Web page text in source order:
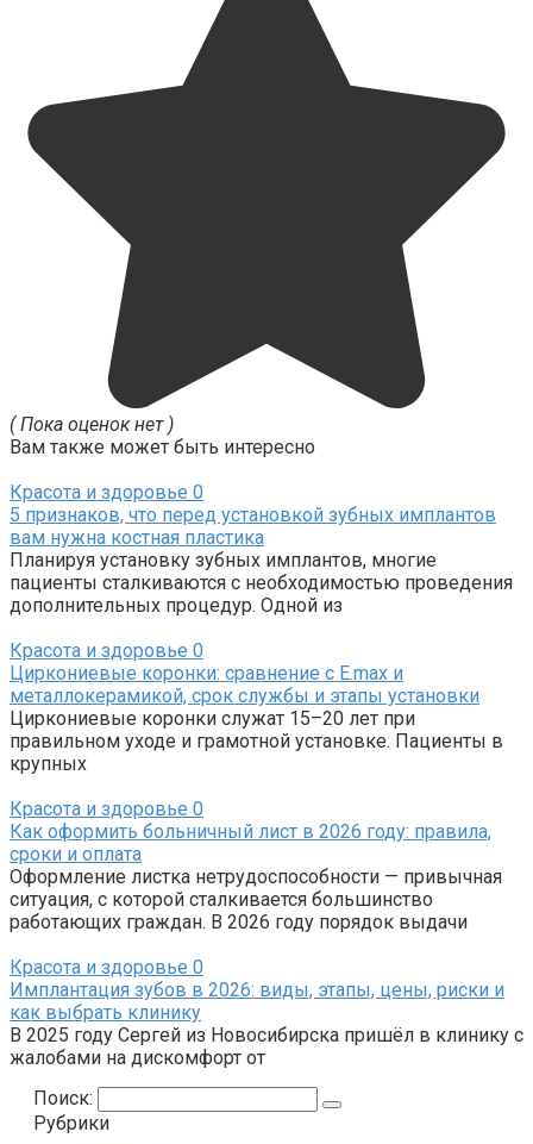
( Пока оценок нет )
Вам также может быть интересно
Красота и здоровье 0
5 признаков, что перед установкой зубных имплантов
вам нужна костная пластика
Планируя установку зубных имплантов, многие
пациенты сталкиваются с необходимостью проведения
дополнительных процедур. Одной из
Красота и здоровье 0
Циркониевые коронки: сравнение с E.max и
металлокерамикой, срок службы и этапы установки
Циркониевые коронки служат 15–20 лет при
правильном уходе и грамотной установке. Пациенты в
крупных
Красота и здоровье 0
Как оформить больничный лист в 2026 году: правила,
сроки и оплата
Оформление листка нетрудоспособности — привычная
ситуация, с которой сталкивается большинство
работающих граждан. В 2026 году порядок выдачи
Красота и здоровье 0
Имплантация зубов в 2026: виды, этапы, цены, риски и
как выбрать клинику
В 2025 году Сергей из Новосибирска пришёл в клинику с
жалобами на дискомфорт от
Поиск:
Рубрики